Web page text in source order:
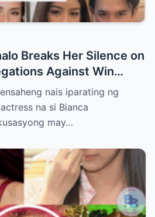
Breaks Her Silence on
Against Win
Has to Say Will
nais iparating ng
na si Bianca
may…